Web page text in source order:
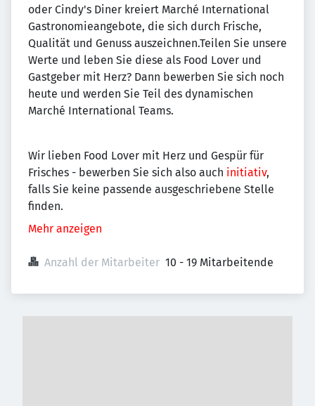
oder Cindy's Diner kreiert Marché International
Gastronomieangebote, die sich durch Frische,
Qualität und Genuss auszeichnen.Teilen Sie unsere
Werte und leben Sie diese als Food Lover und
Gastgeber mit Herz? Dann bewerben Sie sich noch
heute und werden Sie Teil des dynamischen
Marché International Teams.
Wir lieben Food Lover mit Herz und Gespür für
Frisches - bewerben Sie sich also auch initiativ,
falls Sie keine passende ausgeschriebene Stelle
finden.
Mehr anzeigen
Anzahl der Mitarbeiter 10 - 19 Mitarbeitende